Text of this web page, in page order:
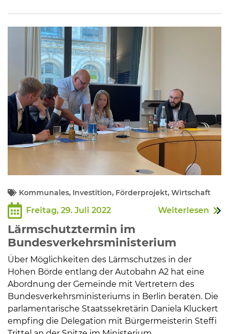
Neuigkeiten
Kommunalpolitik
Bildung und Soziales
Wirtschaft, Bauen, Verkehr
Tourismus, Freizeit, Dorfleben
Kommunales, Investition, Förderprojekt, Wirtschaft
Freitag, 29. Juli 2022 Weiterlesen
Lärmschutztermin im
Bundesverkehrsministerium
Über Möglichkeiten des Lärmschutzes in der
Hohen Börde entlang der Autobahn A2 hat eine
Abordnung der Gemeinde mit Vertretern des
Bundesverkehrsministeriums in Berlin beraten. Die
parlamentarische Staatssekretärin Daniela Kluckert
empfing die Delegation mit Bürgermeisterin Steffi